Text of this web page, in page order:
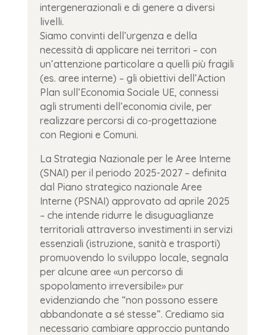
intergenerazionali e di genere a diversi
livelli.
Siamo convinti dell’urgenza e della
necessità di applicare nei territori – con
un’attenzione particolare a quelli più fragili
(es. aree interne) – gli obiettivi dell’Action
Plan sull’Economia Sociale UE, connessi
agli strumenti dell’economia civile, per
realizzare percorsi di co-progettazione
con Regioni e Comuni.
La Strategia Nazionale per le Aree Interne
(SNAI) per il periodo 2025-2027 – definita
dal Piano strategico nazionale Aree
Interne (PSNAI) approvato ad aprile 2025
– che intende ridurre le disuguaglianze
territoriali attraverso investimenti in servizi
essenziali (istruzione, sanità e trasporti)
promuovendo lo sviluppo locale, segnala
per alcune aree «un percorso di
spopolamento irreversibile» pur
evidenziando che “non possono essere
abbandonate a sé stesse”. Crediamo sia
necessario cambiare approccio puntando